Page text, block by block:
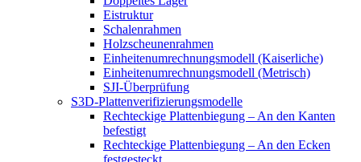
Eistruktur
Schalenrahmen
Holzscheunenrahmen
Einheitenumrechnungsmodell (Kaiserliche)
Einheitenumrechnungsmodell (Metrisch)
SJI-Überprüfung
S3D-Plattenverifizierungsmodelle
Rechteckige Plattenbiegung – An den Kanten
befestigt
Rechteckige Plattenbiegung – An den Ecken